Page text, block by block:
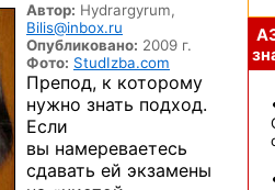
Автор: Hydrargyrum,
Bilis@inbox.ru
Опубликовано: 2009 г.
Фото: StudIzba.com
Препод, к которому
нужно знать подход.
Если
вы намереваетесь
сдавать ей экзамены